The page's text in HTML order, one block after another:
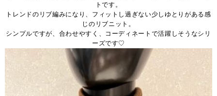
トです。
トレンドのリブ編みになり、フィットし過ぎない少しゆとりがある感
じのリブニット。
シンプルですが、合わせやすく、コーディネートで活躍しそうなシリ
ーズです♡